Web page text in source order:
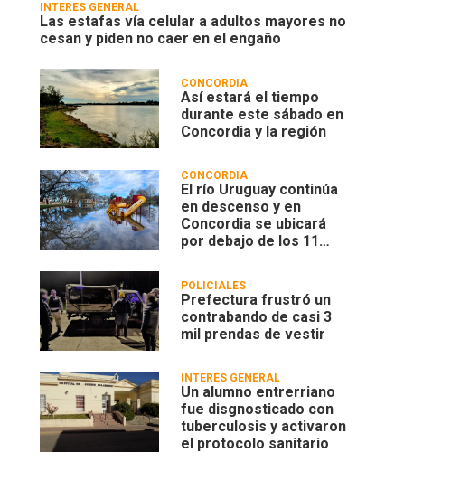
INTERÉS GENERAL
Las estafas vía celular a adultos mayores no
cesan y piden no caer en el engaño
CONCORDIA
Así estará el tiempo
durante este sábado en
Concordia y la región
CONCORDIA
El río Uruguay continúa
en descenso y en
Concordia se ubicará
por debajo de los 11
POLICIALES
Prefectura frustró un
contrabando de casi 3
mil prendas de vestir
INTERÉS GENERAL
Un alumno entrerriano
fue disgnosticado con
tuberculosis y activaron
el protocolo sanitario